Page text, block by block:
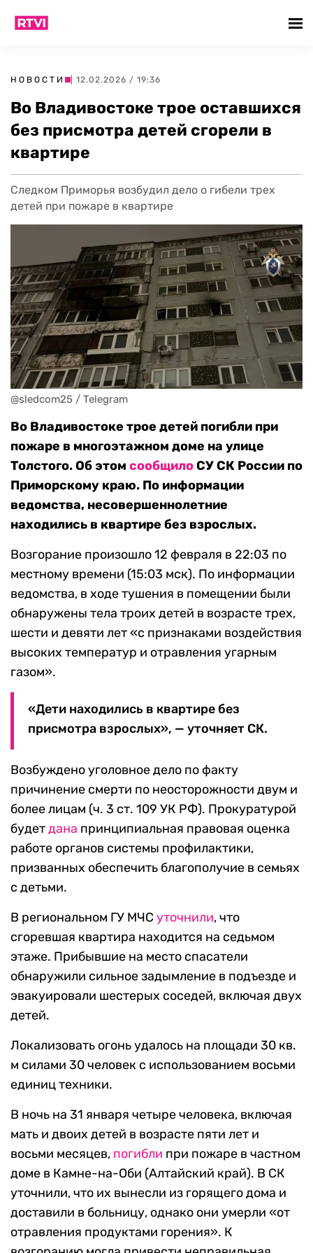
НОВОСТИ | 12.02.2026 / 19:36
Во Владивостоке трое оставшихся
без присмотра детей сгорели в
квартире
Следком Приморья возбудил дело о гибели трех
детей при пожаре в квартире
@sledcom25 / Telegram
Во Владивостоке трое детей погибли при
пожаре в многоэтажном доме на улице
Толстого. Об этом сообщилоСУ СК России по
Приморскому краю. По информации
ведомства, несовершеннолетние
находились в квартире без взрослых.
Возгорание произошло 12 февраля в 22:03 по
местному времени (15:03 мск). По информации
ведомства, в ходе тушения в помещении были
обнаружены тела троих детей в возрасте трех,
шести и девяти лет «с признаками воздействия
высоких температур и отравления угарным
газом».
«Дети находились в квартире без
присмотра взрослых», — уточняет СК.
Возбуждено уголовное дело по факту
причинение смерти по неосторожности двум и
более лицам (ч. 3 ст. 109 УК РФ). Прокуратурой
будетдана принципиальная правовая оценка
работе органов системы профилактики,
призванных обеспечить благополучие в семьях
с детьми.
В региональном ГУ МЧС уточнили, что
сгоревшая квартира находится на седьмом
этаже. Прибывшие на место спасатели
обнаружили сильное задымление в подъезде и
эвакуировали шестерых соседей, включая двух
детей.
Локализовать огонь удалось на площади 30 кв.
м силами 30 человек с использованием восьми
единиц техники.
В ночь на 31 января четыре человека, включая
мать и двоих детей в возрасте пяти лет и
восьми месяцев, погибли при пожаре в частном
доме в Камне-на-Оби (Алтайский край). В СК
уточнили, что их вынесли из горящего дома и
доставили в больницу, однако они умерли «от
отравления продуктами горения». К